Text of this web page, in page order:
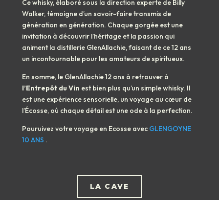
Ce whisky, élaboré sous la direction experte de Billy
Walker, témoigne d’un savoir-faire transmis de
génération en génération. Chaque gorgée est une
invitation à découvrir l’héritage et la passion qui
animent la distillerie GlenAllachie, faisant de ce 12 ans
un incontournable pour les amateurs de spiritueux.
En somme, le GlenAllachie 12 ans à retrouver à
l’Entrepôt du Vin est bien plus qu’un simple whisky. Il
est une expérience sensorielle, un voyage au cœur de
l’Écosse, où chaque détail est une ode à la perfection.
Pouruivez votre voyage en Ecosse avec GLENGOYNE
10 ANS .
LA CAVE